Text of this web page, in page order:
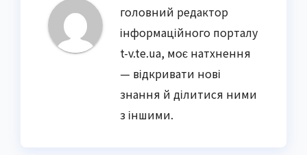
головний редактор
інформаційного порталу
t-v.te.ua, моє натхнення
— відкривати нові
знання й ділитися ними
з іншими.